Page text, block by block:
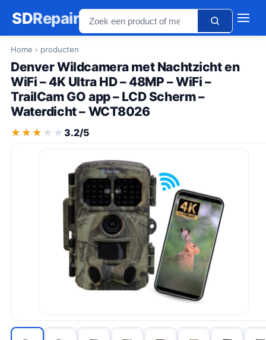
SDRepair
Home › producten
Denver Wildcamera met Nachtzicht en
WiFi – 4K Ultra HD – 48MP – WiFi –
TrailCam GO app – LCD Scherm –
Waterdicht – WCT8026
★★★★★
★★★★★ 3.2/5